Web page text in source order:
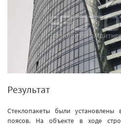
Результат
Стеклопакеты были установлены
поясов. На объекте в ходе